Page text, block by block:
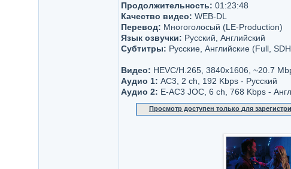
Продолжительность: 01:23:48
Качество видео: WEB-DL
Перевод: Многоголосый (LE-Production)
Язык озвучки: Русский, Английский
Субтитры: Русские, Английские (Full,
Видео: НЕVC/H.265, 3840x1606, ~20.7
Аудио 1: AC3, 2 ch, 192 Kbps - Русский
Аудио 2: E-AC3 JOC, 6 ch, 768 Kbps -
Просмотр доступен только для